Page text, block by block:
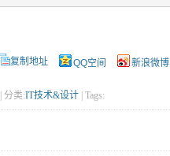
复制地址 QQ空间 新浪微博
| 分类:IT技术&设计 | Tags: